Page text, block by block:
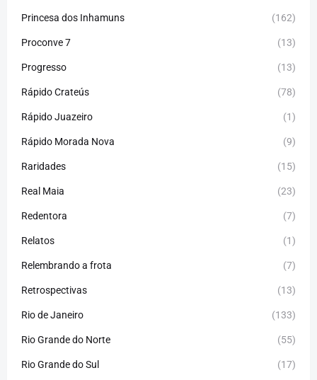
Princesa dos Inhamuns (162)
Proconve 7 (13)
Progresso (13)
Rápido Crateús (78)
Rápido Juazeiro (1)
Rápido Morada Nova (9)
Raridades (15)
Real Maia (23)
Redentora (7)
Relatos (1)
Relembrando a frota (7)
Retrospectivas (13)
Rio de Janeiro (133)
Rio Grande do Norte (55)
Rio Grande do Sul (17)